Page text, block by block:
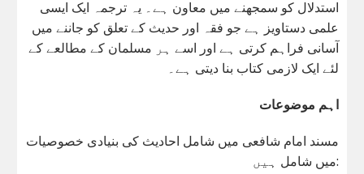
استدلال کو سمجھنے میں معاون ہے۔ یہ ترجمہ ایک ایسی
علمی دستاویز ہے جو فقہ اور حدیث کے تعلق کو جاننے میں
آسانی فراہم کرتی ہے اور اسے ہر مسلمان کے مطالعے کے
لئے ایک لازمی کتاب بنا دیتی ہے۔
اہم موضوعات
مسند امام شافعی میں شامل احادیث کی بنیادی خصوصیات
میں شامل ہیں: